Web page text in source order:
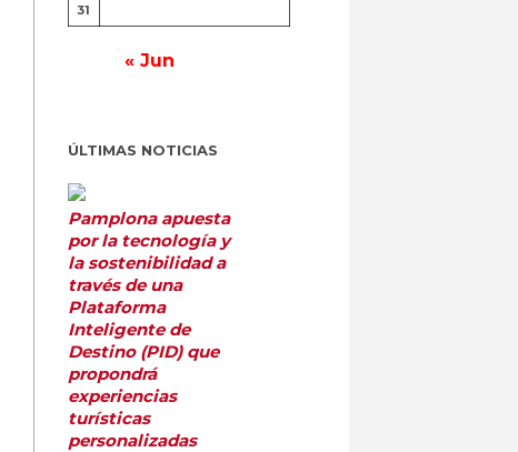
31
« Jun
ÚLTIMAS NOTICIAS
Pamplona apuesta
por la tecnología y
la sostenibilidad a
través de una
Plataforma
Inteligente de
Destino (PID) que
propondrá
experiencias
turísticas
personalizadas